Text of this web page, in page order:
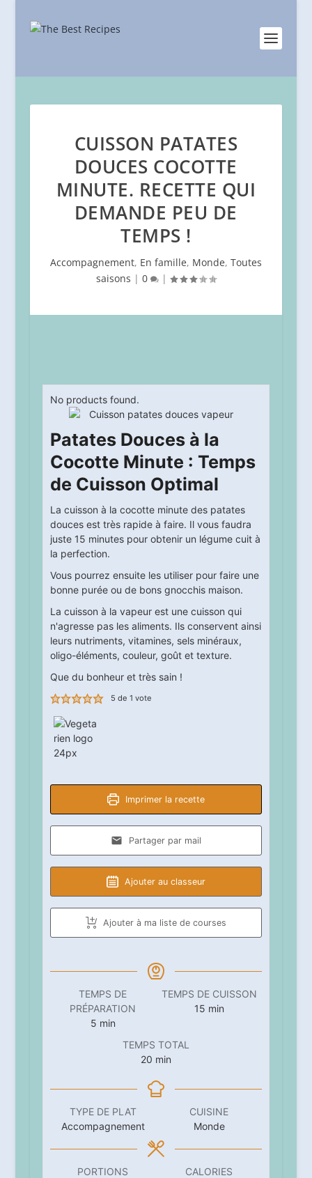
CUISSON PATATES
DOUCES COCOTTE
MINUTE. RECETTE QUI
DEMANDE PEU DE
TEMPS !
Accompagnement, En famille, Monde, Toutes
saisons | 0 |
No products found.
Patates Douces à la
Cocotte Minute : Temps
de Cuisson Optimal
La cuisson à la cocotte minute des patates
douces est très rapide à faire. Il vous faudra
juste 15 minutes pour obtenir un légume cuit à
la perfection.
Vous pourrez ensuite les utiliser pour faire une
bonne purée ou de bons gnocchis maison.
La cuisson à la vapeur est une cuisson qui
n'agresse pas les aliments. Ils conservent ainsi
leurs nutriments, vitamines, sels minéraux,
oligo-éléments, couleur, goût et texture.
Que du bonheur et très sain !
5 de 1 vote
Imprimer la recette
Partager par mail
Ajouter au classeur
Ajouter à ma liste de courses
TEMPS DE
PRÉPARATION
5minutes
min
TEMPS DE CUISSON
15minutes
min
TEMPS TOTAL
20minutes
min
TYPE DE PLAT
Accompagnement
CUISINE
Monde
PORTIONS
CALORIES